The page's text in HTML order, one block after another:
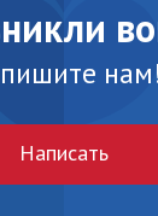
Написать